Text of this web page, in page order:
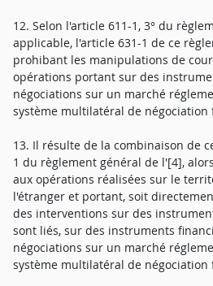
12. Selon l'article 611-1, 3° du
applicable, l'article 631-1 de ce
prohibant les manipulations de
opérations portant sur des
négociations sur un marché
système multilatéral de négociation
13. Il résulte de la combinaison de
1 du règlement général de l'[4],
aux opérations réalisées sur le
l'étranger et portant, soit
des interventions sur des
sont liés, sur des instruments
négociations sur un marché
système multilatéral de négociation